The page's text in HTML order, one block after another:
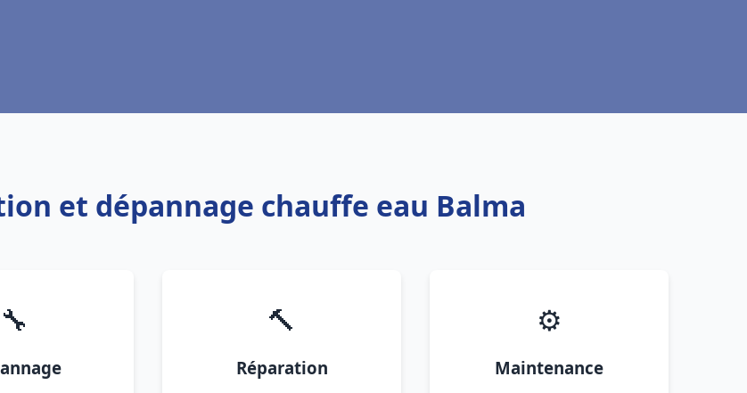
et dépannage chauffe eau Balma
🔧 🔨
Réparation
⚙️
Maintenance